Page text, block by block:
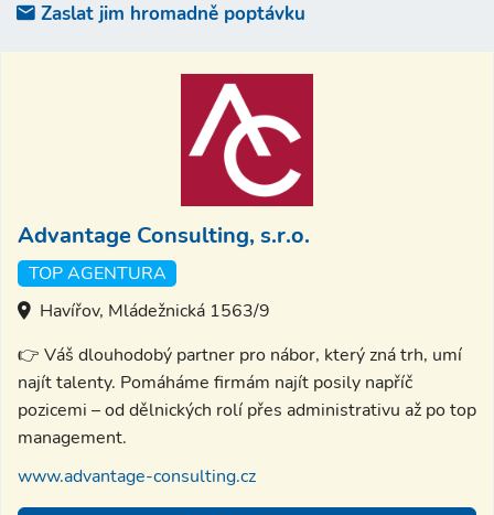
Zaslat jim hromadně poptávku
Advantage Consulting, s.r.o.
TOP AGENTURA
Havířov, Mládežnická 1563/9
👉 Váš dlouhodobý partner pro nábor, který zná trh, umí
najít talenty. Pomáháme firmám najít posily napříč
pozicemi – od dělnických rolí přes administrativu až po top
management.
www.advantage-consulting.cz